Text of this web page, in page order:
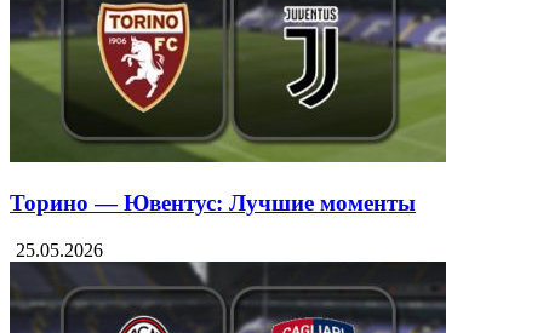
Торино — Ювентус: Лучшие моменты
25.05.2026